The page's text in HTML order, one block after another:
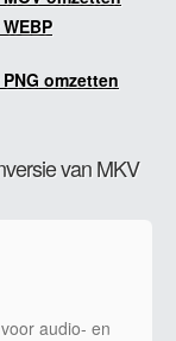
omzetten
van MKV
audio- en